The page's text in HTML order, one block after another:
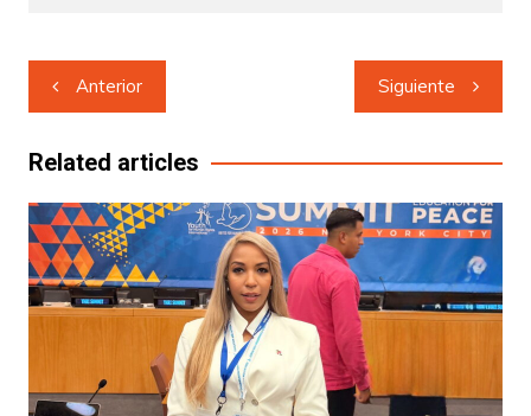
Navegación
de
entradas
Anterior Siguiente
Related articles